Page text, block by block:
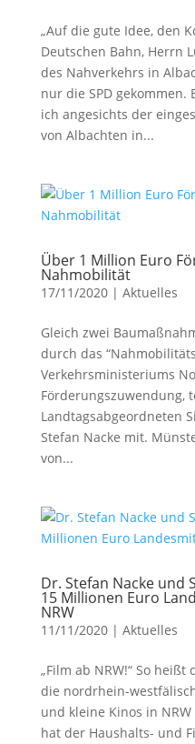
„Auf die gute Idee, den
Deutschen Bahn, Herrn
des Nahverkehrs in
nur die SPD gekommen.
ich angesichts der
von Albachten in...
Über 1 Million Euro
Nahmobilität
17/11/2020| Aktuelles
Gleich zwei
durch das
Verkehrsministeriums
Förderungszuwendung,
Landtagsabgeordneten
Stefan Nacke mit.
von...
Dr. Stefan Nacke und
15 Millionen Euro
NRW
11/11/2020| Aktuelles
„Film ab NRW!“ So
die nordrhein-
und kleine Kinos in
hat der Haushalts- und